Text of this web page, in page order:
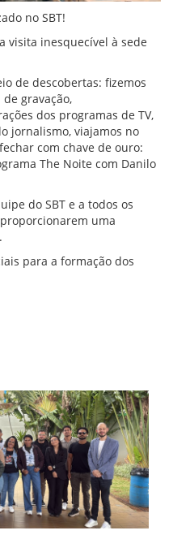
no SBT!
visita inesquecível à sede
de descobertas: fizemos
gravação,
dos programas de TV,
jornalismo, viajamos no
com chave de ouro:
The Noite com Danilo
do SBT e a todos os
uma
para a formação dos